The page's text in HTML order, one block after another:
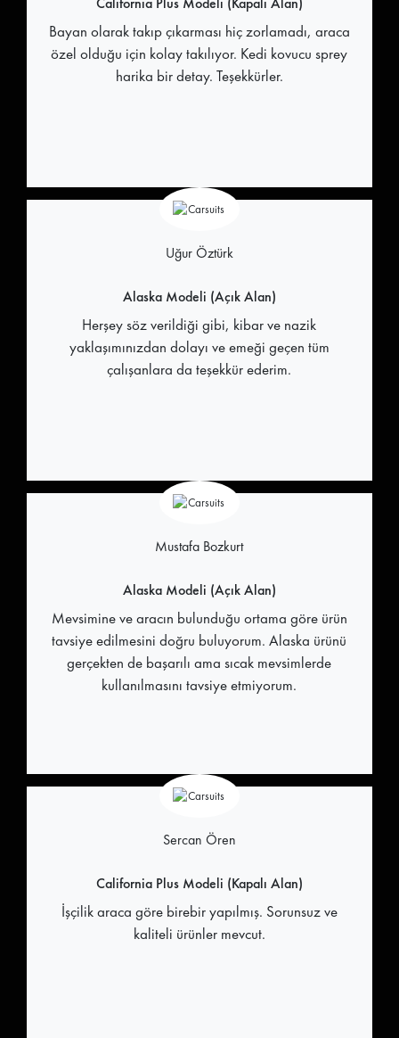
Bayan olarak takıp çıkarması hiç zorlamadı, araca
özel olduğu için kolay takılıyor. Kedi kovucu sprey
harika bir detay. Teşekkürler.
Uğur Öztürk
Alaska Modeli (Açık Alan)
Herşey söz verildiği gibi, kibar ve nazik
yaklaşımınızdan dolayı ve emeği geçen tüm
çalışanlara da teşekkür ederim.
Mustafa Bozkurt
Alaska Modeli (Açık Alan)
Mevsimine ve aracın bulunduğu ortama göre ürün
tavsiye edilmesini doğru buluyorum. Alaska ürünü
gerçekten de başarılı ama sıcak mevsimlerde
kullanılmasını tavsiye etmiyorum.
Sercan Ören
California Plus Modeli (Kapalı Alan)
İşçilik araca göre birebir yapılmış. Sorunsuz ve
kaliteli ürünler mevcut.